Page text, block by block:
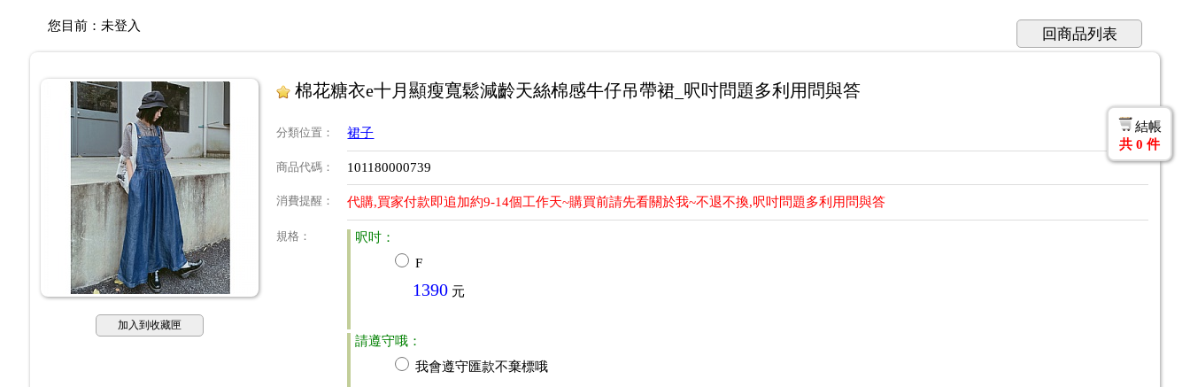
您目前： 未登入 回商品列表
加入到收藏匣
棉花糖衣e十月顯瘦寬鬆減齡天絲棉感牛仔吊帶裙_呎吋問題多利用問與答
分類位置 ： 裙子
商品代碼 ： 101180000739
消費提醒 ： 代購,買家付款即追加約9-14個工作天~購買前請先看關於我~不退不換,呎吋問題多利用問與答
規格 ：
呎吋：
F
1390 元
請遵守哦：
我會遵守匯款不棄標哦
結帳
共 0 件